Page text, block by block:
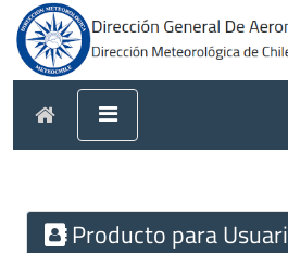
Producto para